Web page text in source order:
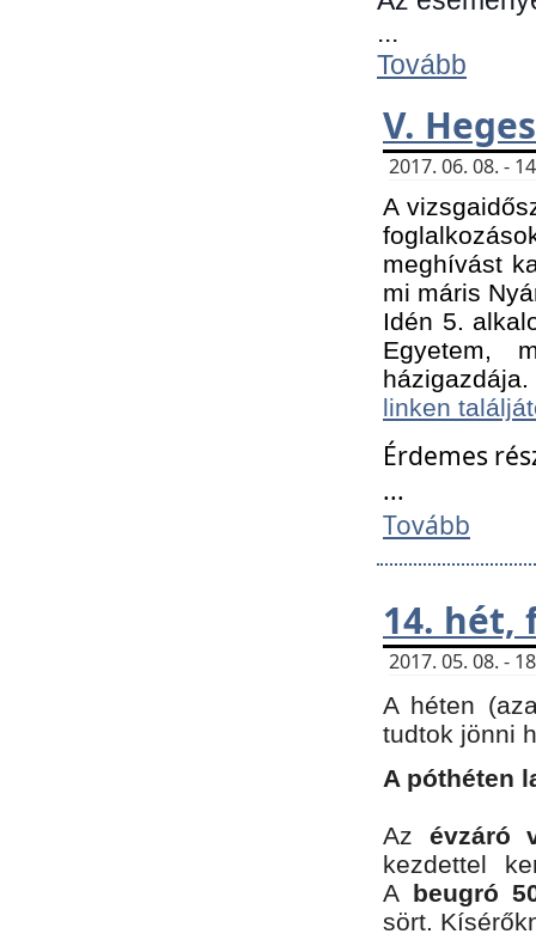
...
Tovább
V.
2017. 06. 08. -
A
meghívást
mi máris
Idén 5.
Egyetem,
linken
Érdemes
...
Tovább
14. hét,
2017. 05. 08. -
A héten
tudtok jönni
A póthéten
Az évzáró
kezdettel
A beugró
sört.